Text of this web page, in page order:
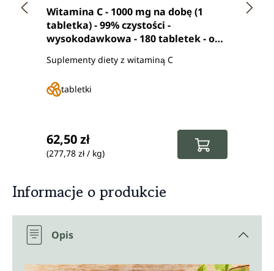
Średnia ocena 4.4 z 5 gwiazdek
Witamina C - 1000 mg na dobę (1
tabletka) - 99% czystości -
wysokodawkowa - 180 tabletek - od
Suplementy diety z witaminą C
tabletki
62,50 zł
(277,78 zł / kg)
Informacje o produkcie
Opis